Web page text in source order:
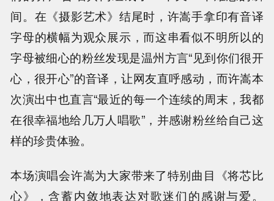
间。在《摄影艺术》结尾时，许嵩手拿印有音译
字母的横幅为观众展示，而这串看似不明所以的
字母被细心的粉丝发现是温州方言“见到你们很开
心，很开心”的音译，让网友直呼感动，而许嵩本
次演出中也直言“最近的每一个连续的周末，我都
在很幸福地给几万人唱歌”，并感谢粉丝给自己这
样的珍贵体验。
本场演唱会许嵩为大家带来了特别曲目《将芯比
心》，含蓄内敛地表达对歌迷们的感谢与爱。